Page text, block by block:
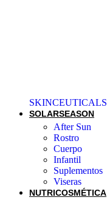
SKINCEUTICALS
SOLARSEASON
After Sun
Rostro
Cuerpo
Infantil
Suplementos
Viseras
NUTRICOSMÉTICA